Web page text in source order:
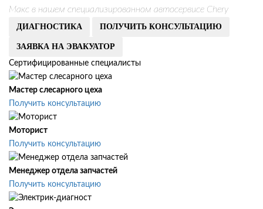
Макс в нашем специализированном автосервисе Chery
ДИАГНОСТИКА ПОЛУЧИТЬ КОНСУЛЬТАЦИЮ
ЗАЯВКА НА ЭВАКУАТОР
Сертифицированные специалисты
Мастер слесарного цеха
Получить консультацию
Моторист
Получить консультацию
Менеджер отдела запчастей
Получить консультацию